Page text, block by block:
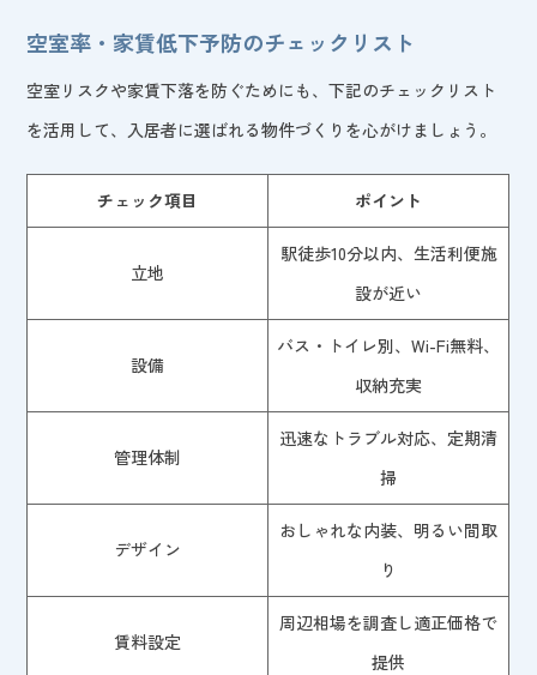
空室率・家賃低下予防のチェックリスト
空室リスクや家賃下落を防ぐためにも、下記のチェックリスト
を活用して、入居者に選ばれる物件づくりを心がけましょう。
チェック項目 ポイント
立地
駅徒歩10分以内、生活利便施
設が近い
設備
バス・トイレ別、Wi-Fi無料、
収納充実
管理体制
迅速なトラブル対応、定期清
掃
デザイン
おしゃれな内装、明るい間取
り
賃料設定
周辺相場を調査し適正価格で
提供